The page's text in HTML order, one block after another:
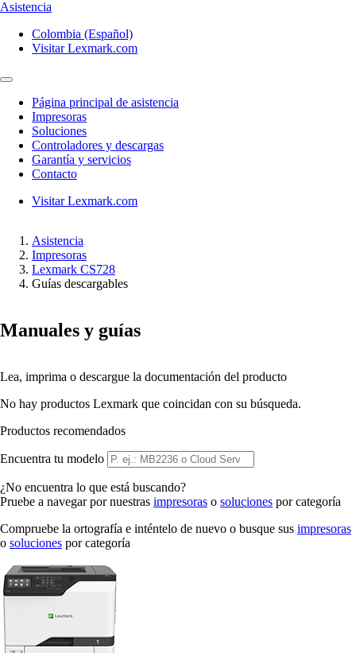
Asistencia
Colombia (Español)
Visitar Lexmark.com
Página principal de asistencia
Impresoras
Soluciones
Controladores y descargas
Garantía y servicios
Contacto
Visitar Lexmark.com
Asistencia
Impresoras
Lexmark CS728
Guías descargables
Manuales y guías
Lea, imprima o descargue la documentación del producto
No hay productos Lexmark que coincidan con su búsqueda.
Productos recomendados
Encuentra tu modelo
¿No encuentra lo que está buscando?
Pruebe a navegar por nuestras impresoras o soluciones por categoría
Compruebe la ortografía e inténtelo de nuevo o busque sus impresoras
o soluciones por categoría